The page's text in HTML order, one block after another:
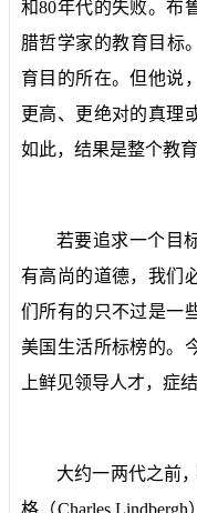
和80年代的失败。布
腊哲学家的教育目标
育目的所在。但他说
更高、更绝对的真理
如此，结果是整个教
若要追求一个目
有高尚的道德，我们
们所有的只不过是一
美国生活所标榜的。
上鲜见领导人才，症
大约一两代之前
格（Charles Lindbergh